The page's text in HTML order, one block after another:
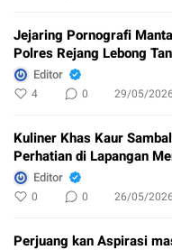
Jejaring Pornografi
Polres Rejang Lebong
Editor
4 0 29/05/2026
Kuliner Khas Kaur
Perhatian di Lapangan
Editor
0 0 26/05/2026
Perjuang kan Aspirasi